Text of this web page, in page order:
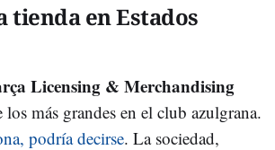
tienda en Estados
Licensing & Merchandising
los más grandes en el club azulgrana.
podría decirse. La sociedad,